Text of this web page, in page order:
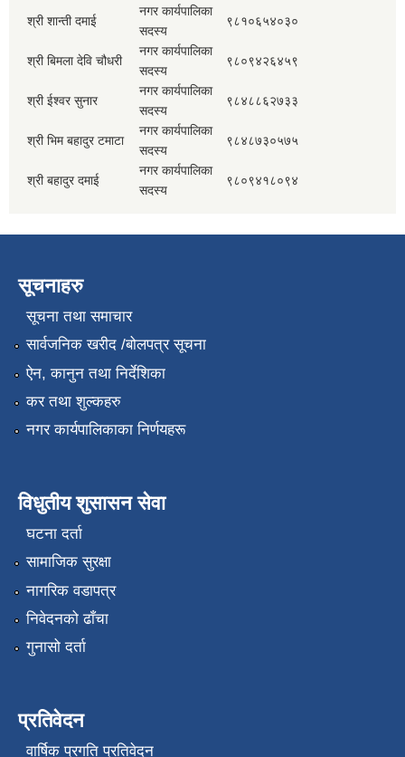
श्री शान्ती दमाई
नगर कार्यपालिका
सदस्य
९८१०६५४०३०
श्री बिमला देवि चौधरी
नगर कार्यपालिका
सदस्य
९८०९४२६४५९
श्री ईश्वर सुनार
नगर कार्यपालिका
सदस्य
९८४८८६२७३३
श्री भिम बहादुर टमाटा
नगर कार्यपालिका
सदस्य
९८४८७३०५७५
श्री बहादुर दमाई
नगर कार्यपालिका
सदस्य
९८०९४१८०९४
सूचनाहरु
सूचना तथा समाचार
सार्वजनिक खरीद /बोलपत्र सूचना
ऐन, कानुन तथा निर्देशिका
कर तथा शुल्कहरु
नगर कार्यपालिकाका निर्णयहरू
विधुतीय शुसासन सेवा
घटना दर्ता
सामाजिक सुरक्षा
नागरिक वडापत्र
निवेदनको ढाँचा
गुनासो दर्ता
प्रतिवेदन
वार्षिक प्रगति प्रतिवेदन